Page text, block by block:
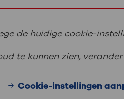
de huidige cookie-
te kunnen zien,
Cookie-instellingen